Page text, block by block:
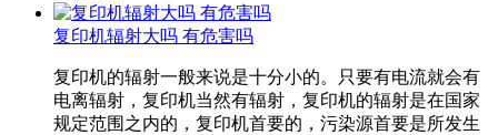
复印机辐射大吗 有危害吗
复印机的辐射一般来说是十分小的。只要有电流就会有
电离辐射，复印机当然有辐射，复印机的辐射是在国家
规定范围之内的，复印机首要的，污染源首要是所发生